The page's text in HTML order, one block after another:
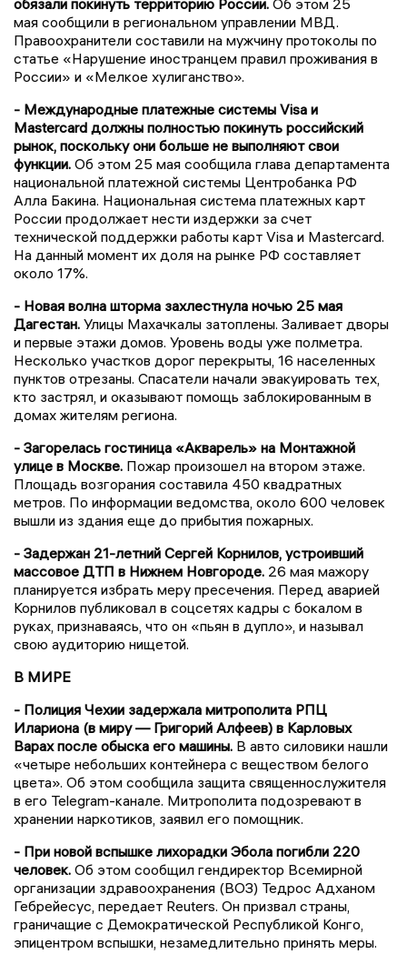
мая сообщили в региональном управлении МВД.
Правоохранители составили на мужчину протоколы по
статье «Нарушение иностранцем правил проживания в
России» и «Мелкое хулиганство».
- Международные платежные системы Visa и
Mastercard должны полностью покинуть российский
рынок, поскольку они больше не выполняют свои
функции. Об этом 25 мая сообщила глава департамента
национальной платежной системы Центробанка РФ
Алла Бакина. Национальная система платежных карт
России продолжает нести издержки за счет
технической поддержки работы карт Visa и Mastercard.
На данный момент их доля на рынке РФ составляет
около 17%.
- Новая волна шторма захлестнула ночью 25 мая
Дагестан. Улицы Махачкалы затоплены. Заливает дворы
и первые этажи домов. Уровень воды уже полметра.
Несколько участков дорог перекрыты, 16 населенных
пунктов отрезаны. Спасатели начали эвакуировать тех,
кто застрял, и оказывают помощь заблокированным в
домах жителям региона.
- Загорелась гостиница «Акварель» на Монтажной
улице в Москве. Пожар произошел на втором этаже.
Площадь возгорания составила 450 квадратных
метров. По информации ведомства, около 600 человек
вышли из здания еще до прибытия пожарных.
- Задержан 21-летний Сергей Корнилов, устроивший
массовое ДТП в Нижнем Новгороде. 26 мая мажору
планируется избрать меру пресечения. Перед аварией
Корнилов публиковал в соцсетях кадры с бокалом в
руках, признаваясь, что он «пьян в дупло», и называл
свою аудиторию нищетой.
В МИРЕ
- Полиция Чехии задержала митрополита РПЦ
Илариона (в миру — Григорий Алфеев) в Карловых
Варах после обыска его машины. В авто силовики нашли
«четыре небольших контейнера с веществом белого
цвета». Об этом сообщила защита священнослужителя
в его Telegram-канале. Митрополита подозревают в
хранении наркотиков, заявил его помощник.
- При новой вспышке лихорадки Эбола погибли 220
человек. Об этом сообщил гендиректор Всемирной
организации здравоохранения (ВОЗ) Тедрос Адханом
Гебрейесус, передает Reuters. Он призвал страны,
граничащие с Демократической Республикой Конго,
эпицентром вспышки, незамедлительно принять меры.